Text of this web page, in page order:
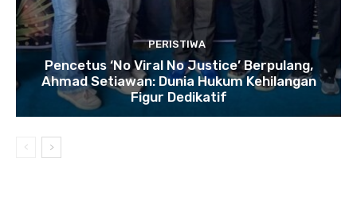
PERISTIWA
Pencetus ‘No Viral No Justice’ Berpulang,
Ahmad Setiawan: Dunia Hukum Kehilangan
Figur Dedikatif